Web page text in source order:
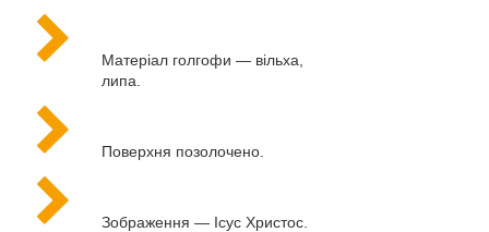
Матеріал голгофи — вільха,
липа.
Поверхня позолочено.
Зображення — Ісус Христос.